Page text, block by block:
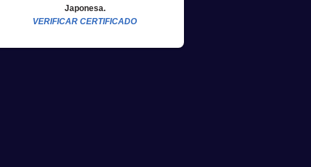
Japonesa.
VERIFICAR CERTIFICADO